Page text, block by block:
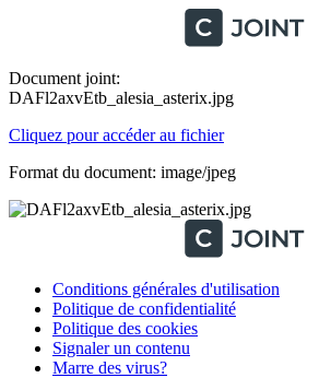
Document joint:
DAFl2axvEtb_alesia_asterix.jpg
Cliquez pour accéder au fichier
Format du document: image/jpeg
Conditions générales d'utilisation
Politique de confidentialité
Politique des cookies
Signaler un contenu
Marre des virus?